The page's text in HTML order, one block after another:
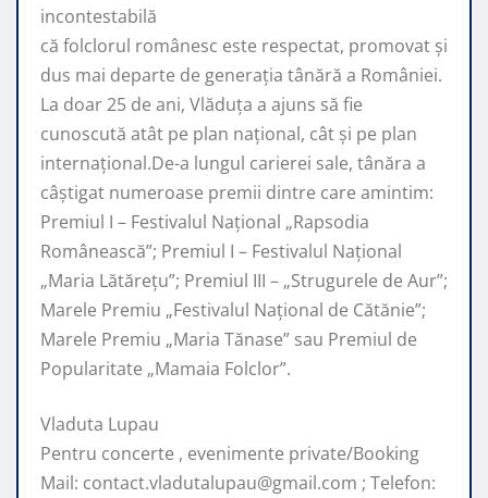
incontestabilă
că folclorul românesc este respectat, promovat şi
dus mai departe de generaţia tânără a României.
La doar 25 de ani, Vlăduța a ajuns să fie
cunoscută atât pe plan naţional, cât şi pe plan
internaţional.De-a lungul carierei sale, tânăra a
câştigat numeroase premii dintre care amintim:
Premiul I – Festivalul Național „Rapsodia
Românească”; Premiul I – Festivalul Național
„Maria Lătărețu”; Premiul III – „Strugurele de Aur”;
Marele Premiu „Festivalul Național de Cătănie”;
Marele Premiu „Maria Tănase” sau Premiul de
Popularitate „Mamaia Folclor”.
Vladuta Lupau
Pentru concerte , evenimente private/Booking
Mail: contact.vladutalupau@gmail.com ; Telefon: